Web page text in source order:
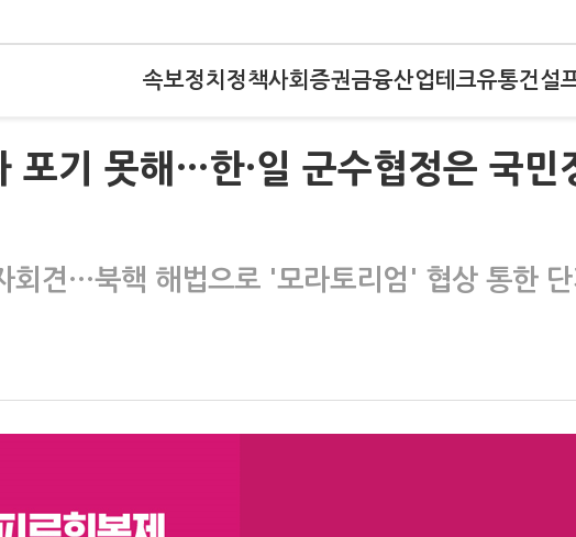
속보정치 정책사회 증권금융산업테크유통건설
포기 못해…한·일 군수협정은 국민
회견…북핵 해법으로 '모라토리엄' 협상 통한